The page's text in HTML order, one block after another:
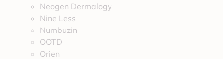
Neogen Dermalogy
Nine Less
Numbuzin
OOTD
Orien